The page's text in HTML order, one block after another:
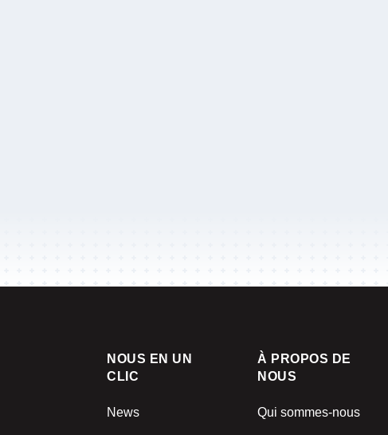
NOUS EN UN
CLIC
News
À PROPOS DE
NOUS
Qui sommes-nous